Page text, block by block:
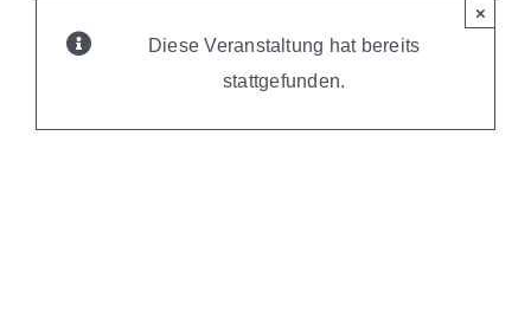
Diese Veranstaltung hat bereits
stattgefunden.
×